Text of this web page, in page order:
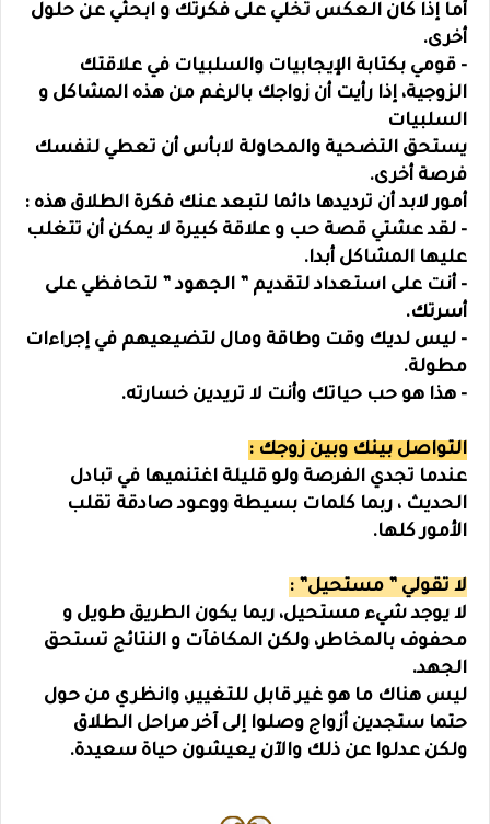
أما إذا كان العكس تخلي على فكرتك و ابحثي عن حلول
أخرى.
- قومي بكتابة الإيجابيات والسلبيات في علاقتك
الزوجية، إذا رأيت أن زواجك بالرغم من هذه المشاكل و
السلبيات
يستحق التضحية والمحاولة لابأس أن تعطي لنفسك
فرصة أخرى.
أمور لابد أن ترديدها دائما لتبعد عنك فكرة الطلاق هذه :
- لقد عشتي قصة حب و علاقة كبيرة لا يمكن أن تتغلب
عليها المشاكل أبدا.
- أنت على استعداد لتقديم ” الجهود ” لتحافظي على
أسرتك.
- ليس لديك وقت وطاقة ومال لتضيعيهم في إجراءات
مطولة.
- هذا هو حب حياتك وأنت لا تريدين خسارته.
التواصل بينك وبين زوجك :
عندما تجدي الفرصة ولو قليلة اغتنميها في تبادل
الحديث ، ربما كلمات بسيطة ووعود صادقة تقلب
الأمور كلها.
لا تقولي ” مستحيل” :
لا يوجد شيء مستحيل، ربما يكون الطريق طويل و
محفوف بالمخاطر، ولكن المكافآت و النتائج تستحق
الجهد.
ليس هناك ما هو غير قابل للتغيير، وانظري من حول
حتما ستجدين أزواج وصلوا إلى آخر مراحل الطلاق
ولكن عدلوا عن ذلك والآن يعيشون حياة سعيدة.